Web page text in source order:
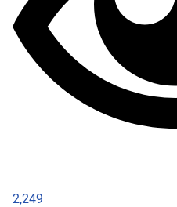
2,249